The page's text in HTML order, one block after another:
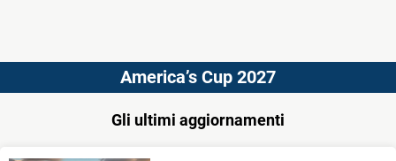
America’s Cup 2027
Gli ultimi aggiornamenti